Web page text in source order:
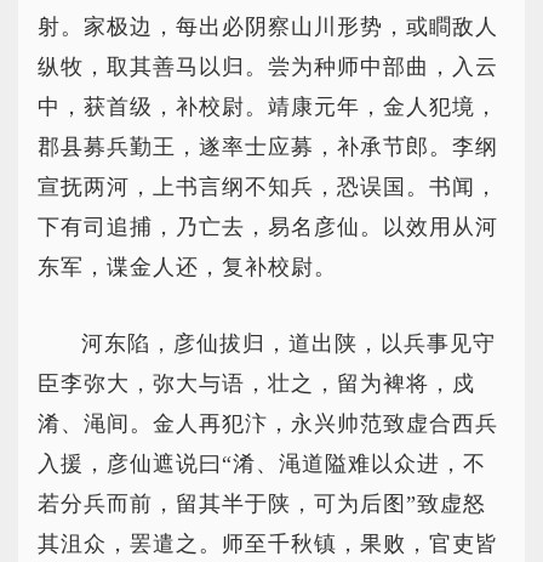
射。家极边，每出必阴察山川形势，或瞷敌人
纵牧，取其善马以归。尝为种师中部曲，入云
中，获首级，补校尉。靖康元年，金人犯境，
郡县募兵勤王，遂率士应募，补承节郎。李纲
宣抚两河，上书言纲不知兵，恐误国。书闻，
下有司追捕，乃亡去，易名彦仙。以效用从河
东军，谍金人还，复补校尉。
河东陷，彦仙拔归，道出陕，以兵事见守
臣李弥大，弥大与语，壮之，留为裨将，戍
淆、渑间。金人再犯汴，永兴帅范致虚合西兵
入援，彦仙遮说曰“淆、渑道隘难以众进，不
若分兵而前，留其半于陕，可为后图”致虚怒
其沮众，罢遣之。师至千秋镇，果败，官吏皆